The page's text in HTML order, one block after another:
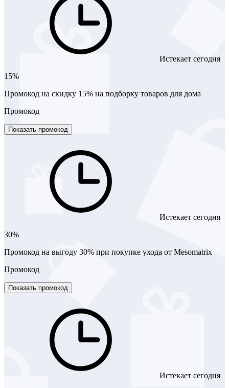
Истекает сегодня
15%
Промокод на скидку 15% на подборку товаров для дома
Промокод
Показать промокод
Истекает сегодня
30%
Промокод на выгоду 30% при покупке ухода от Mesomatrix
Промокод
Показать промокод
Истекает сегодня